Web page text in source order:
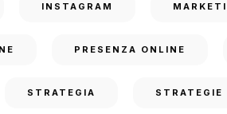
INSTAGRAM
PRESENZA ONLINE
STRATEGIA STRATEGIE